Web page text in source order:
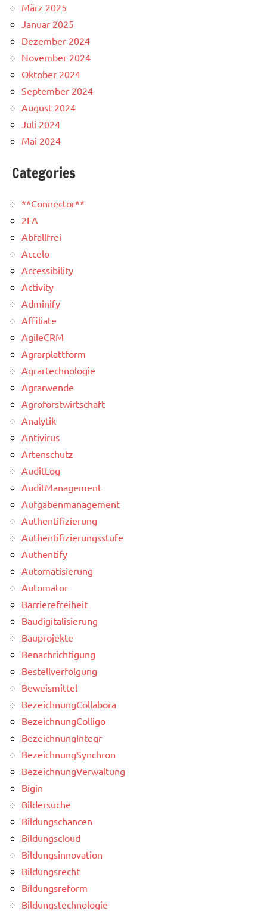
März 2025
Januar 2025
Dezember 2024
November 2024
Oktober 2024
September 2024
August 2024
Juli 2024
Mai 2024
Categories
**Connector**
2FA
Abfallfrei
Accelo
Accessibility
Activity
Adminify
Affiliate
AgileCRM
Agrarplattform
Agrartechnologie
Agrarwende
Agroforstwirtschaft
Analytik
Antivirus
Artenschutz
AuditLog
AuditManagement
Aufgabenmanagement
Authentifizierung
Authentifizierungsstufe
Authentify
Automatisierung
Automator
Barrierefreiheit
Baudigitalisierung
Bauprojekte
Benachrichtigung
Bestellverfolgung
Beweismittel
BezeichnungCollabora
BezeichnungColligo
BezeichnungIntegr
BezeichnungSynchron
BezeichnungVerwaltung
Bigin
Bildersuche
Bildungschancen
Bildungscloud
Bildungsinnovation
Bildungsrecht
Bildungsreform
Bildungstechnologie